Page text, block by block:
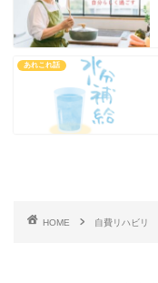
あれこれ話
HOME 自費リハビリ